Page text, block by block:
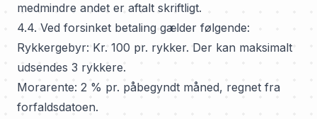
medmindre andet er aftalt skriftligt.
4.4. Ved forsinket betaling gælder følgende:
Rykkergebyr: Kr. 100 pr. rykker. Der kan maksimalt
udsendes 3 rykkere.
Morarente: 2 % pr. påbegyndt måned, regnet fra
forfaldsdatoen.